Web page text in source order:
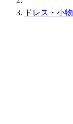
ドレス・小物